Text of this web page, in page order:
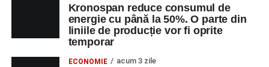
Kronospan reduce consumul de
energie cu până la 50%. O parte din
liniile de producție vor fi oprite
temporar
ECONOMIE acum 3 zile